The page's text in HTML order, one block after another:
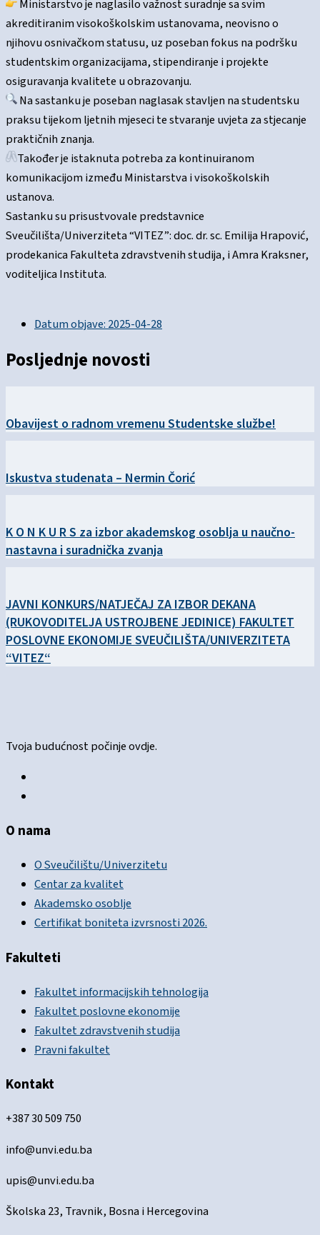
Ministarstvo je naglasilo važnost suradnje sa svim
akreditiranim visokoškolskim ustanovama, neovisno o
njihovu osnivačkom statusu, uz poseban fokus na podršku
studentskim organizacijama, stipendiranje i projekte
osiguravanja kvalitete u obrazovanju.
Na sastanku je poseban naglasak stavljen na studentsku
praksu tijekom ljetnih mjeseci te stvaranje uvjeta za stjecanje
praktičnih znanja.
Također je istaknuta potreba za kontinuiranom
komunikacijom između Ministarstva i visokoškolskih
ustanova.
Sastanku su prisustvovale predstavnice
Sveučilišta/Univerziteta “VITEZ”: doc. dr. sc. Emilija Hrapović,
prodekanica Fakulteta zdravstvenih studija, i Amra Kraksner,
voditeljica Instituta.
Datum objave:2025-04-28
Posljednje novosti
Obavijest o radnom vremenu Studentske službe!
Iskustva studenata – Nermin Čorić
K O N K U R S za izbor akademskog osoblja u naučno-
nastavna i suradnička zvanja
JAVNI KONKURS/NATJEČAJ ZA IZBOR DEKANA
(RUKOVODITELJA USTROJBENE JEDINICE) FAKULTET
POSLOVNE EKONOMIJE SVEUČILIŠTA/UNIVERZITETA
“VITEZ“
Tvoja budućnost počinje ovdje.
O nama
O Sveučilištu/Univerzitetu
Centar za kvalitet
Akademsko osoblje
Certifikat boniteta izvrsnosti 2026.
Fakulteti
Fakultet informacijskih tehnologija
Fakultet poslovne ekonomije
Fakultet zdravstvenih studija
Pravni fakultet
Kontakt
+387 30 509 750
info@unvi.edu.ba
upis@unvi.edu.ba
Školska 23, Travnik, Bosna i Hercegovina